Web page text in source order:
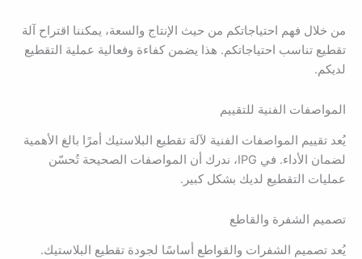
من خلال فهم احتياجاتكم من حيث الإنتاج والسعة، يمكننا اقتراح آلة
تقطيع تناسب احتياجاتكم. هذا يضمن كفاءة وفعالية عملية التقطيع
لديكم.
المواصفات الفنية للتقييم
يُعد تقييم المواصفات الفنية لآلة تقطيع البلاستيك أمرًا بالغ الأهمية
لضمان الأداء. في IPG، ندرك أن المواصفات الصحيحة تُحسّن
عمليات التقطيع لديك بشكل كبير.
تصميم الشفرة والقاطع
يُعد تصميم الشفرات والقواطع أساسًا لجودة تقطيع البلاستيك.